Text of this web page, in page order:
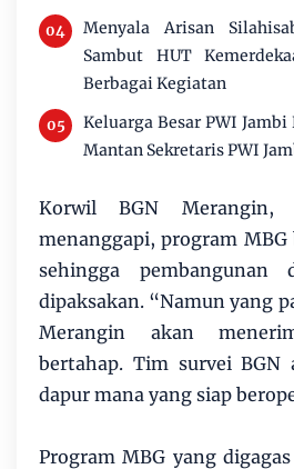
Menyala Arisan
Sambut HUT
Berbagai Kegiatan
Keluarga Besar PWI
Mantan Sekretaris PWI
Korwil BGN Merangin,
menanggapi, program
sehingga
dipaksakan. “Namun yang
Merangin akan
bertahap. Tim survei BGN
dapur mana yang siap
Program MBG yang